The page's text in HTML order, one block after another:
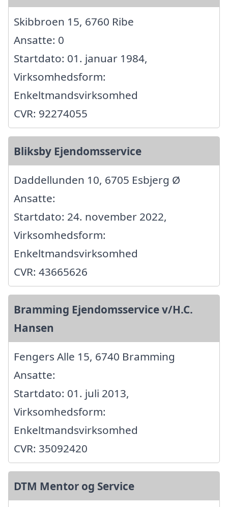
Skibbroen 15, 6760 Ribe
Ansatte: 0
Startdato: 01. januar 1984,
Virksomhedsform:
Enkeltmandsvirksomhed
CVR: 92274055
Bliksby Ejendomsservice
Daddellunden 10, 6705 Esbjerg Ø
Ansatte:
Startdato: 24. november 2022,
Virksomhedsform:
Enkeltmandsvirksomhed
CVR: 43665626
Bramming Ejendomsservice v/H.C.
Hansen
Fengers Alle 15, 6740 Bramming
Ansatte:
Startdato: 01. juli 2013,
Virksomhedsform:
Enkeltmandsvirksomhed
CVR: 35092420
DTM Mentor og Service